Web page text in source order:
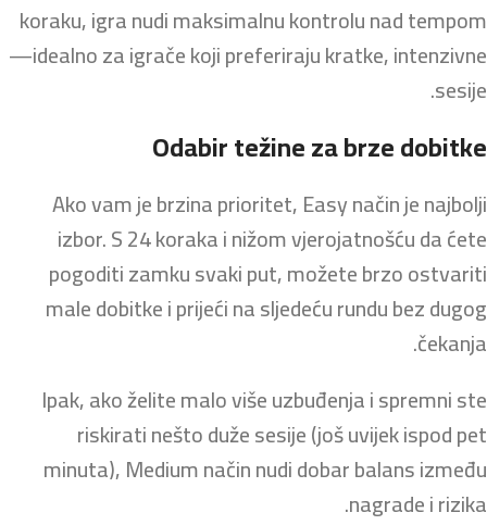
koraku, igra nudi maksimalnu kontrolu nad tempom
—idealno za igrače koji preferiraju kratke, intenzivne
sesije.
Odabir težine za brze dobitke
Ako vam je brzina prioritet, Easy način je najbolji
izbor. S 24 koraka i nižom vjerojatnošću da ćete
pogoditi zamku svaki put, možete brzo ostvariti
male dobitke i prijeći na sljedeću rundu bez dugog
čekanja.
Ipak, ako želite malo više uzbuđenja i spremni ste
riskirati nešto duže sesije (još uvijek ispod pet
minuta), Medium način nudi dobar balans između
nagrade i rizika.